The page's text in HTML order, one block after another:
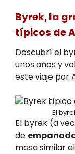
Byrek, la
típicos de
Descubrí el
unos años y
este viaje por
El
El byrek (a
de
masa similar